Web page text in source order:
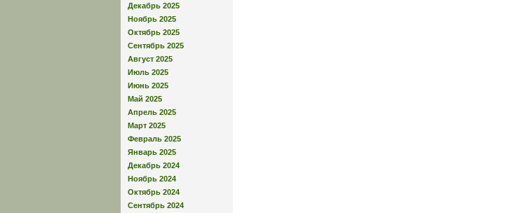
Декабрь 2025
Ноябрь 2025
Октябрь 2025
Сентябрь 2025
Август 2025
Июль 2025
Июнь 2025
Май 2025
Апрель 2025
Март 2025
Февраль 2025
Январь 2025
Декабрь 2024
Ноябрь 2024
Октябрь 2024
Сентябрь 2024